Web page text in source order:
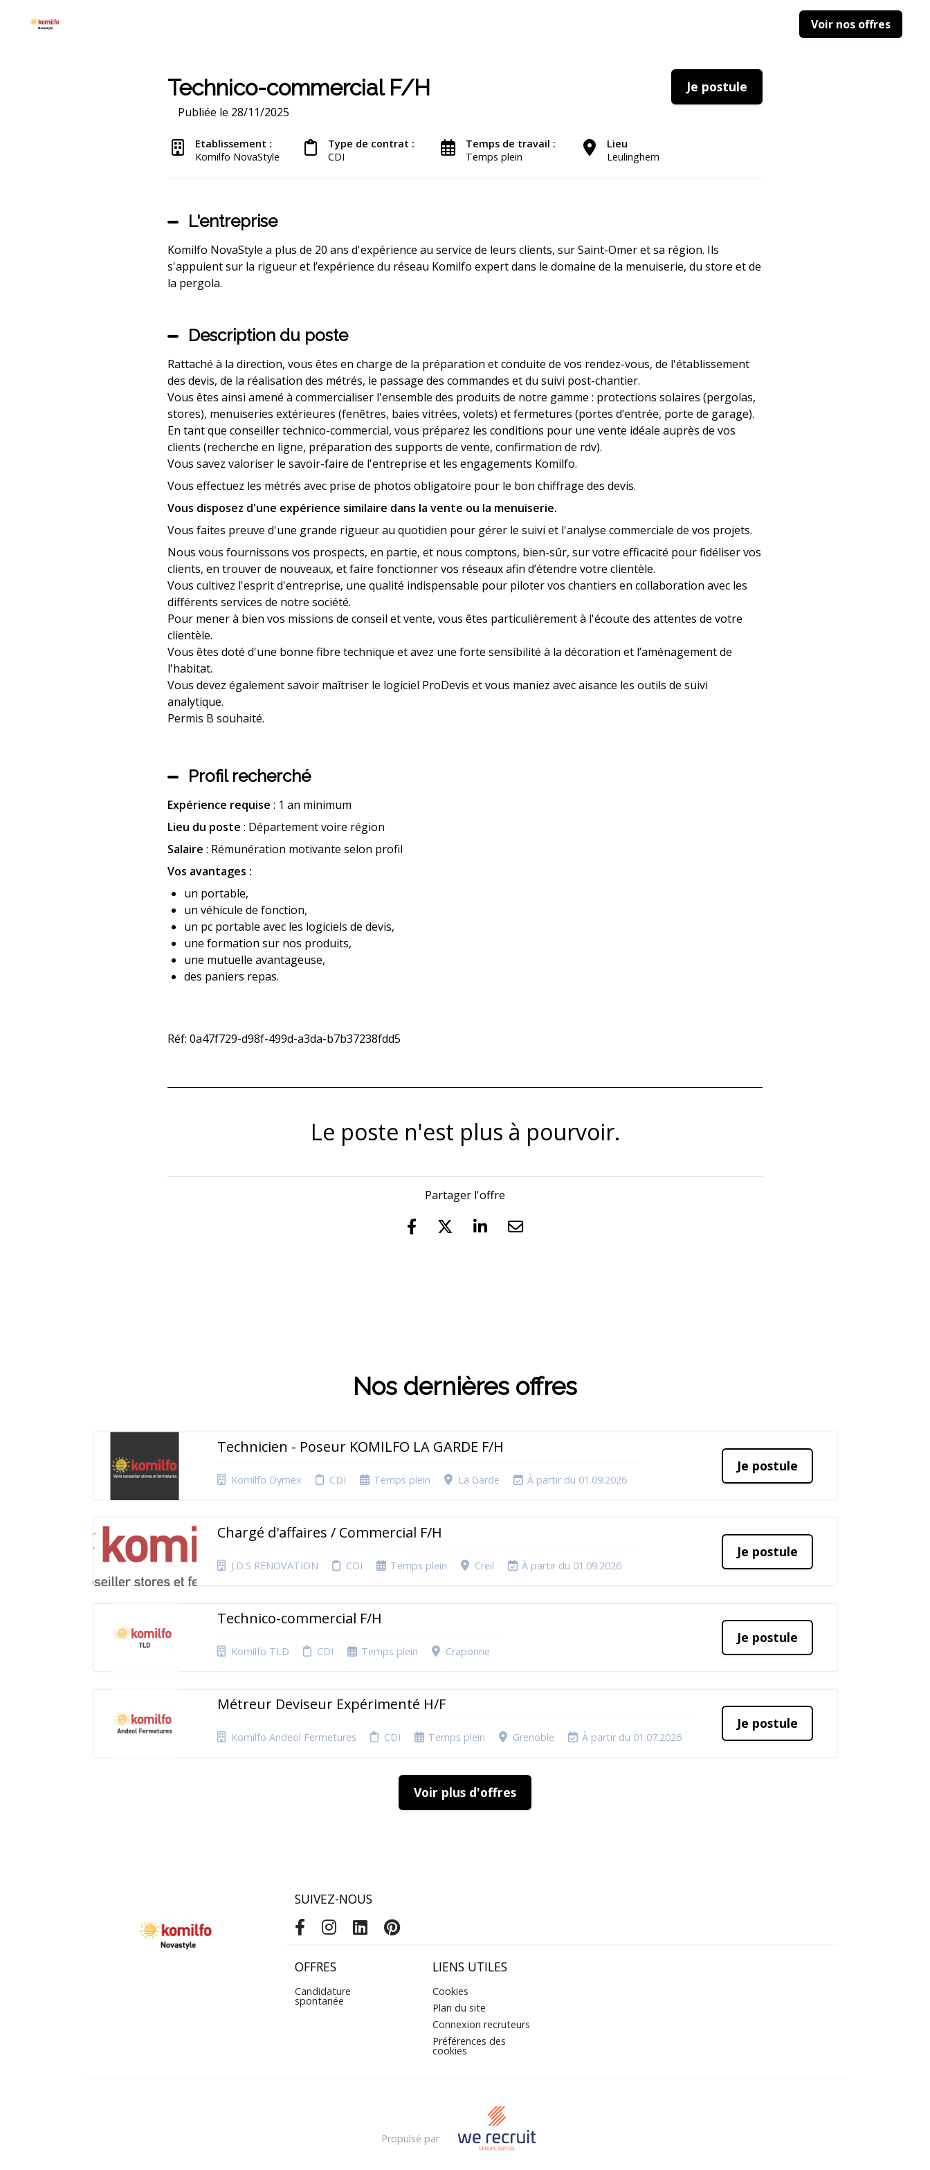
Voir nos offres
Technico-commercial F/H Je postule
Publiée le 28/11/2025
Etablissement :
Komilfo NovaStyle
Type de contrat :
CDI
Temps de travail :
Temps plein
Lieu
Leulinghem
L'entreprise
Komilfo NovaStyle a plus de 20 ans d'expérience au service de leurs clients, sur Saint-Omer et sa région. Ils
s'appuient sur la rigueur et l’expérience du réseau Komilfo expert dans le domaine de la menuiserie, du store et de
la pergola.
Description du poste
Rattaché à la direction, vous êtes en charge de la préparation et conduite de vos rendez-vous, de l'établissement
des devis, de la réalisation des métrés, le passage des commandes et du suivi post-chantier.
Vous êtes ainsi amené à commercialiser l'ensemble des produits de notre gamme : protections solaires (pergolas,
stores), menuiseries extérieures (fenêtres, baies vitrées, volets) et fermetures (portes d’entrée, porte de garage).
En tant que conseiller technico-commercial, vous préparez les conditions pour une vente idéale auprès de vos
clients (recherche en ligne, préparation des supports de vente, confirmation de rdv).
Vous savez valoriser le savoir-faire de l'entreprise et les engagements Komilfo.
Vous effectuez les métrés avec prise de photos obligatoire pour le bon chiffrage des devis.
Vous disposez d'une expérience similaire dans la vente ou la menuiserie.
Vous faites preuve d'une grande rigueur au quotidien pour gérer le suivi et l'analyse commerciale de vos projets.
Nous vous fournissons vos prospects, en partie, et nous comptons, bien-sûr, sur votre efficacité pour fidéliser vos
clients, en trouver de nouveaux, et faire fonctionner vos réseaux afin d’étendre votre clientèle.
Vous cultivez l'esprit d'entreprise, une qualité indispensable pour piloter vos chantiers en collaboration avec les
différents services de notre société.
Pour mener à bien vos missions de conseil et vente, vous êtes particulièrement à l'écoute des attentes de votre
clientèle.
Vous êtes doté d'une bonne fibre technique et avez une forte sensibilité à la décoration et l’aménagement de
l'habitat.
Vous devez également savoir maîtriser le logiciel ProDevis et vous maniez avec aisance les outils de suivi
analytique.
Permis B souhaité.
Profil recherché
Expérience requise : 1 an minimum
Lieu du poste : Département voire région
Salaire : Rémunération motivante selon profil
Vos avantages :
un portable,
un véhicule de fonction,
un pc portable avec les logiciels de devis,
une formation sur nos produits,
une mutuelle avantageuse,
des paniers repas.
Réf: 0a47f729-d98f-499d-a3da-b7b37238fdd5
Le poste n'est plus à pourvoir.
Partager l'offre
Nos dernières offres
Technicien - Poseur KOMILFO LA GARDE F/H
Komilfo Dymex CDI Temps plein La Garde À partir du 01.09.2026
Je postule
Chargé d'affaires / Commercial F/H
J.D.S RENOVATION CDI Temps plein Creil À partir du 01.09.2026
Je postule
Technico-commercial F/H
Komilfo TLD CDI Temps plein Craponne
Je postule
Métreur Deviseur Expérimenté H/F
Komilfo Andeol Fermetures CDI Temps plein Grenoble À partir du 01.07.2026
Je postule
Voir plus d'offres
SUIVEZ-NOUS
OFFRES
Candidature
spontanée
LIENS UTILES
Cookies
Plan du site
Connexion recruteurs
Préférences des
cookies
Propulsé par